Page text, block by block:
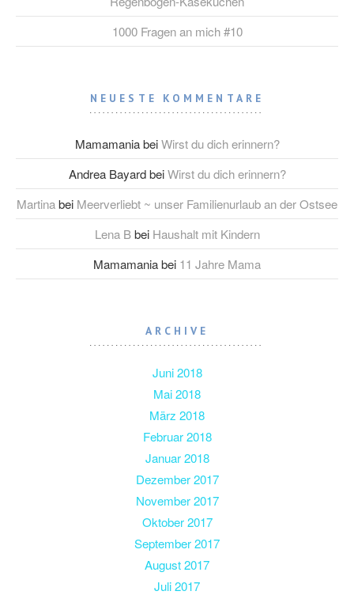
1000 Fragen an mich #10
NEUESTE KOMMENTARE
MamamaniabeiWirst du dich erinnern?
Andrea BayardbeiWirst du dich erinnern?
Martinabei Meerverliebt ~ unser Familienurlaub an der Ostsee
Lena Bbei Haushalt mit Kindern
Mamamaniabei 11 Jahre Mama
ARCHIVE
Juni 2018
Mai 2018
März 2018
Februar 2018
Januar 2018
Dezember 2017
November 2017
Oktober 2017
September 2017
August 2017
Juli 2017